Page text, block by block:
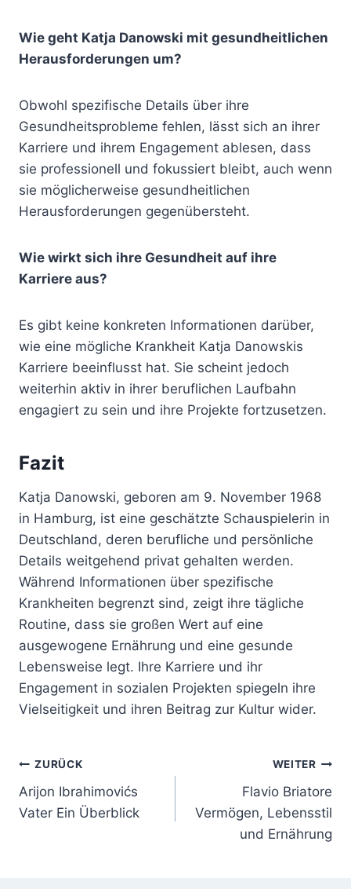
Wie geht Katja Danowski mit gesundheitlichen
Herausforderungen um?
Obwohl spezifische Details über ihre
Gesundheitsprobleme fehlen, lässt sich an ihrer
Karriere und ihrem Engagement ablesen, dass
sie professionell und fokussiert bleibt, auch wenn
sie möglicherweise gesundheitlichen
Herausforderungen gegenübersteht.
Wie wirkt sich ihre Gesundheit auf ihre
Karriere aus?
Es gibt keine konkreten Informationen darüber,
wie eine mögliche Krankheit Katja Danowskis
Karriere beeinflusst hat. Sie scheint jedoch
weiterhin aktiv in ihrer beruflichen Laufbahn
engagiert zu sein und ihre Projekte fortzusetzen.
Fazit
Katja Danowski, geboren am 9. November 1968
in Hamburg, ist eine geschätzte Schauspielerin in
Deutschland, deren berufliche und persönliche
Details weitgehend privat gehalten werden.
Während Informationen über spezifische
Krankheiten begrenzt sind, zeigt ihre tägliche
Routine, dass sie großen Wert auf eine
ausgewogene Ernährung und eine gesunde
Lebensweise legt. Ihre Karriere und ihr
Engagement in sozialen Projekten spiegeln ihre
Vielseitigkeit und ihren Beitrag zur Kultur wider.
Beitragsnavigation
ZURÜCK
Arijon Ibrahimovićs
Vater Ein Überblick
WEITER
Flavio Briatore
Vermögen, Lebensstil
und Ernährung